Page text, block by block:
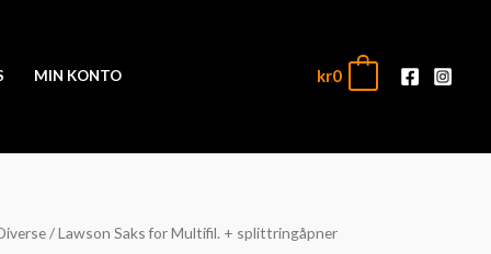
MIN KONTO kr0
/ Lawson Saks for Multifil. + splittringåpner